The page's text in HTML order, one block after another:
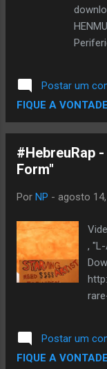
entre
Postar um
FIQUE A
#HebreuRap
Form"
Por NP - agosto
,
ver
Postar um
FIQUE A